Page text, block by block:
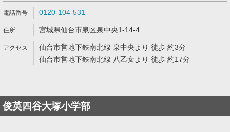
0120-104-531
宮城県仙台市泉区泉中央1-14-4
仙台市営地下鉄南北線 泉中央より 徒歩 約3分
仙台市営地下鉄南北線 八乙女より 徒歩 約17分
俊英四谷大塚小学部